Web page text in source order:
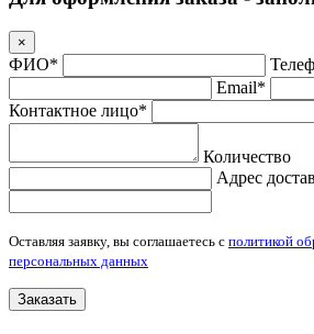
×
ФИО*
Email*
Контактное лицо*
Количество
Адрес
Оставляя заявку, вы соглашаетесь с политикой
персональных данных
Заказать